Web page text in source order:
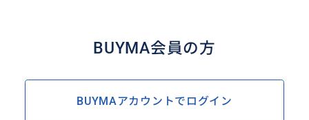
BUYMA会員の方
BUYMAアカウントでログイン